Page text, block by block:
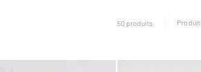
50 produits Produit